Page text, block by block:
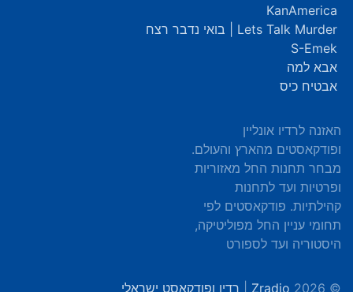
KanAmerica
Lets Talk Murder | בואי נדבר רצח
S-Emek
אבא למה
אבטיח כיס
האזנה לרדיו אונליין
ופודקאסטים מהארץ והעולם.
מבחר תחנות החל מאזוריות
ופרטיות ועד לתחנות
קהילתיות. פודקאסטים לפי
תחומי עניין החל מפוליטיקה,
היסטוריה ועד לספורט
© 2026
Zradio רדיו ופודקאסט ישראלי